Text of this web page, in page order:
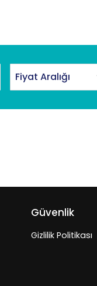
Fiyat Aralığı
Güvenlik
Gizlilik Politikası